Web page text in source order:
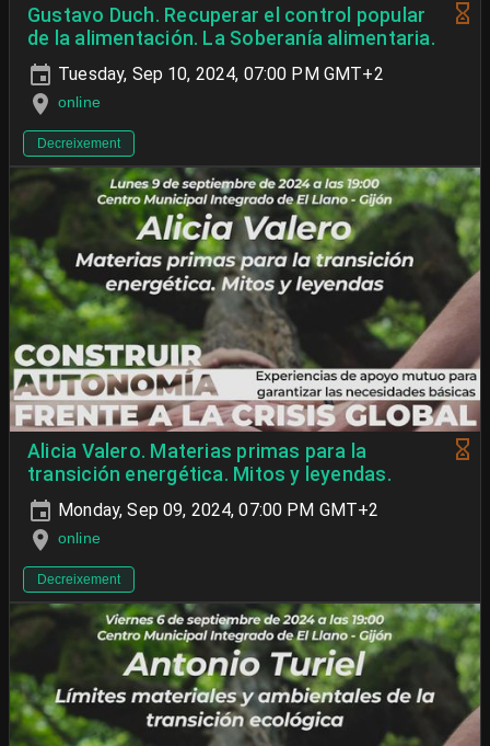
Gustavo Duch. Recuperar el control popular
de la alimentación. La Soberanía alimentaria.
Tuesday, Sep 10, 2024, 07:00 PM GMT+2
online
Decreixement
Alicia Valero. Materias primas para la
transición energética. Mitos y leyendas.
Monday, Sep 09, 2024, 07:00 PM GMT+2
online
Decreixement